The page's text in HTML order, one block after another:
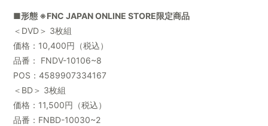
■形態 ※FNC JAPAN ONLINE STORE限定商品
＜DVD＞ 3枚組
価格：10,400円（税込）
品番： FNDV-10106~8
POS：4589907334167
＜BD＞ 3枚組
価格：11,500円（税込）
品番：FNBD-10030~2